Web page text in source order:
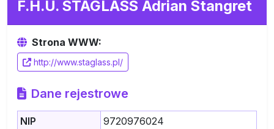
F.H.U. STAGLASS Adrian Stangret
Strona WWW:
http://www.staglass.pl/
Dane rejestrowe
NIP 9720976024